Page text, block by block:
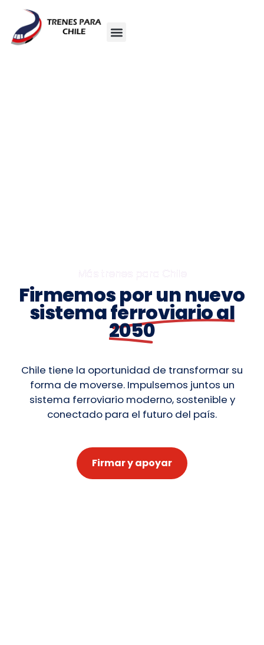
Firmemos por un nuevo
sistemaferroviario al
2050
Chile tiene la oportunidad de transformar su
forma de moverse. Impulsemos juntos un
sistema ferroviario moderno, sostenible y
conectado para el futuro del país.
Firmar y apoyar